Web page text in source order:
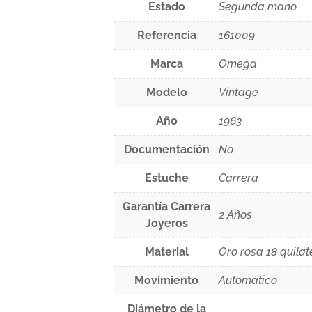
Estado Segunda mano
Referencia 161009
Marca Omega
Modelo Vintage
Año 1963
Documentación No
Estuche Carrera
Garantía Carrera
Joyeros
2 Años
Material Oro rosa 18
Movimiento Automático
Diámetro de la